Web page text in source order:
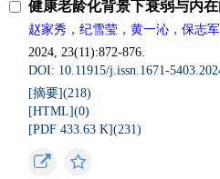
健康老龄化背景下衰弱与内
赵家秀，纪雪莹，黄一沁，保志军
2024, 23(11):872-876.
DOI: 10.11915/j.issn.1671-
[摘要](218)
[HTML](0)
[PDF 433.63 K](231)